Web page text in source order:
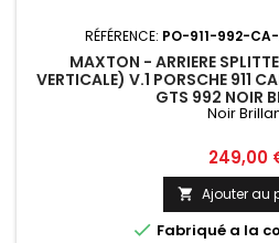
RÉFÉRENCE: PO-911-992-CA-
MAXTON - ARRIERE
VERTICALE) V.1 PORSCHE 911
GTS 992 NOIR
Noir
Prix
249,00
 Ajouter au
 Fabriqué a la